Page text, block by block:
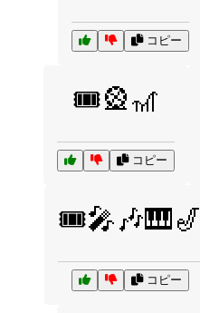
コピー
🎟️🎡🎢
コピー
🎟️🎤🎶🎹🎷
コピー